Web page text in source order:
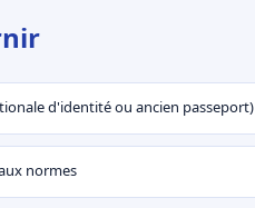
d'identité ou ancien passeport)
normes